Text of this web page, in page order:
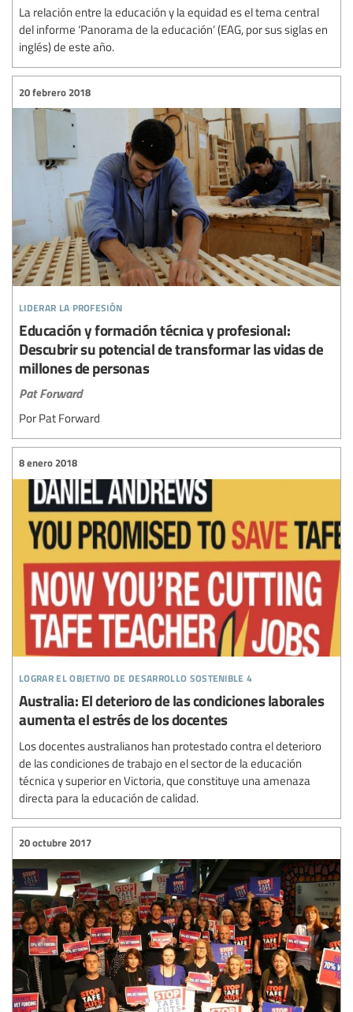
La relación entre la educación y la equidad es el tema central
del informe ‘Panorama de la educación’ (EAG, por sus siglas en
inglés) de este año.
liderar la profesión
20 febrero 2018
Educación y formación técnica y profesional:
Descubrir su potencial de transformar las vidas de
millones de personas
Pat Forward
Por Pat Forward
lograr el objetivo de desarrollo sostenible 4
8 enero 2018
Australia: El deterioro de las condiciones laborales
aumenta el estrés de los docentes
Los docentes australianos han protestado contra el deterioro
de las condiciones de trabajo en el sector de la educación
técnica y superior en Victoria, que constituye una amenaza
directa para la educación de calidad.
20 octubre 2017